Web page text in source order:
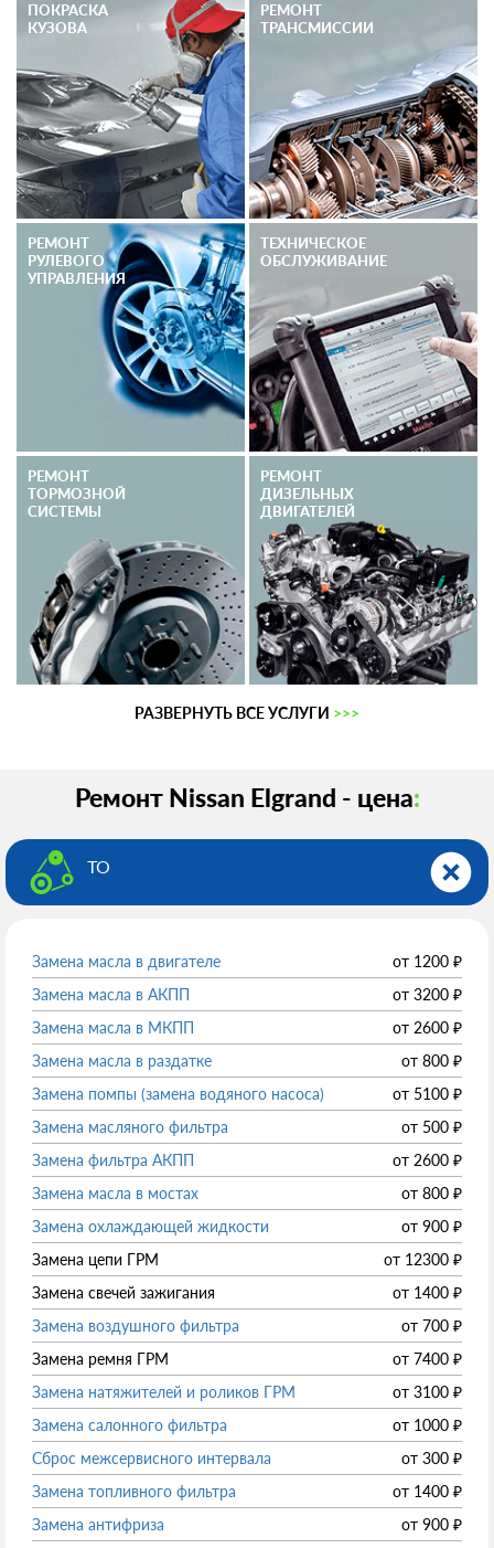
ПОКРАСКА
КУЗОВА
РЕМОНТ
ТРАНСМИССИИ
РЕМОНТ
РУЛЕВОГО
УПРАВЛЕНИЯ
ТЕХНИЧЕСКОЕ
ОБСЛУЖИВАНИЕ
РЕМОНТ
ТОРМОЗНОЙ
СИСТЕМЫ
РЕМОНТ
ДИЗЕЛЬНЫХ
ДВИГАТЕЛЕЙ
РАЗВЕРНУТЬ ВСЕ УСЛУГИ >>>
Ремонт Nissan Elgrand - цена:
ТО
Замена масла в двигателе от 1200 ₽
Замена масла в АКПП
от 3200 ₽
Замена масла в МКПП
от 2600 ₽
Замена масла в раздатке
от 800 ₽
Замена помпы (замена водяного насоса)
от 5100 ₽
Замена масляного фильтра
от 500 ₽
Замена фильтра АКПП
от 2600 ₽
Замена масла в мостах
от 800 ₽
Замена охлаждающей жидкости
от 900 ₽
Замена цепи ГРМ
от 12300 ₽
Замена свечей зажигания
от 1400 ₽
Замена воздушного фильтра
от 700 ₽
Замена ремня ГРМ
от 7400 ₽
Замена натяжителей и роликов ГРМ
от 3100 ₽
Замена салонного фильтра
от 1000 ₽
Сброс межсервисного интервала
от 300 ₽
Замена топливного фильтра
от 1400 ₽
Замена антифриза
от 900 ₽